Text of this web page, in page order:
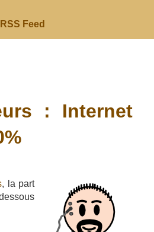
RSS Feed
: Internet
, la part